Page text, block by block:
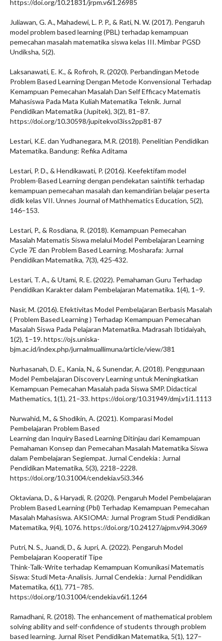
https://doi.org/10.21831/jrpm.v6i1.26985
Juliawan, G. A., Mahadewi, L. P. P., & Rati, N. W. (2017). Pengaruh
model problem based learning (PBL) terhadap kemampuan
pemecahan masalah matematika siswa kelas III. Mimbar PGSD
Undiksha, 5(2).
Laksanawati, E. K., & Rofiroh, R. (2020). Perbandingan Metode
Problem Based Learning Dengan Metode Konvensional Terhadap
Kemampuan Pemecahan Masalah Dan Self Efficacy Matematis
Mahasiswa Pada Mata Kuliah Matematika Teknik. Jurnal
Pendidikan Matematika (Jupitek), 3(2), 81–87.
https://doi.org/10.30598/jupitekvol3iss2pp81-87
Lestari, K.E. dan Yudhanegara, M.R. (2018). Penelitian Pendidikan
Matematika. Bandung: Refika Aditama
Lestari, P. D., & Hendikawati, P. (2016). Keefektifam model
Problem-Based Learning dengan pendekatan saintifik terhadap
kemampuan pemecahan masalah dan kemandirian belajar peserta
didik kelas VII. Unnes Journal of Mathhematics Education, 5(2),
146–153.
Lestari, P., & Rosdiana, R. (2018). Kemampuan Pemecahan
Masalah Matematis Siswa melalui Model Pembelajaran Learning
Cycle 7E dan Problem Based Learning. Mosharafa: Jurnal
Pendidikan Matematika, 7(3), 425-432.
Lestari, T. A., & Utami, R. E. (2022). Pemahaman Guru Terhadap
Pendidikan Karakter dalam Pembelajaran Matematika. 1(4), 1–9.
Nasir, M. (2016). Efektivitas Model Pembelajaran Berbasis Masalah
( Problem Based Learning ) Terhadap Kemampuan Pemecahan
Masalah Siswa Pada Pelajaran Matematika. Madrasah Ibtidaiyah,
1(2), 1–19. https://ojs.uniska-
bjm.ac.id/index.php/jurnalmuallimuna/article/view/381
Nurhasanah, D. E., Kania, N., & Sunendar, A. (2018). Penggunaan
Model Pembelajaran Discovery Learning untuk Meningkatkan
Kemampuan Pemecahan Masalah pada Siswa SMP. Didactical
Mathematics, 1(1), 21–33. https://doi.org/10.31949/dmj.v1i1.1113
Nurwahid, M., & Shodikin, A. (2021). Komparasi Model
Pembelajaran Problem Based
Learning dan Inquiry Based Learning Ditinjau dari Kemampuan
Pemahaman Konsep dan Pemecahan Masalah Matematika Siswa
dalam Pembelajaran Segiempat. Jurnal Cendekia : Jurnal
Pendidikan Matematika, 5(3), 2218–2228.
https://doi.org/10.31004/cendekia.v5i3.346
Oktaviana, D., & Haryadi, R. (2020). Pengaruh Model Pembelajaran
Problem Based Learning (Pbl) Terhadap Kemampuan Pemecahan
Masalah Mahasiswa. AKSIOMA: Jurnal Program Studi Pendidikan
Matematika, 9(4), 1076. https://doi.org/10.24127/ajpm.v9i4.3069
Putri, N. S., Juandi, D., & Jupri, A. (2022). Pengaruh Model
Pembelajaran Kooperatif Tipe
Think-Talk-Write terhadap Kemampuan Komunikasi Matematis
Siswa: Studi Meta-Analisis. Jurnal Cendekia : Jurnal Pendidikan
Matematika, 6(1), 771–785.
https://doi.org/10.31004/cendekia.v6i1.1264
Ramadhani, R. (2018). The enhancement of mathematical problem
solving ability and self-confidence of students through problem
based learning. Jurnal Riset Pendidikan Matematika, 5(1), 127–